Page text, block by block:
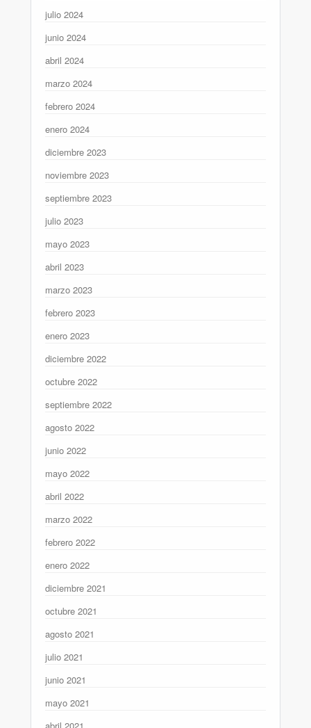
julio 2024
junio 2024
abril 2024
marzo 2024
febrero 2024
enero 2024
diciembre 2023
noviembre 2023
septiembre 2023
julio 2023
mayo 2023
abril 2023
marzo 2023
febrero 2023
enero 2023
diciembre 2022
octubre 2022
septiembre 2022
agosto 2022
junio 2022
mayo 2022
abril 2022
marzo 2022
febrero 2022
enero 2022
diciembre 2021
octubre 2021
agosto 2021
julio 2021
junio 2021
mayo 2021